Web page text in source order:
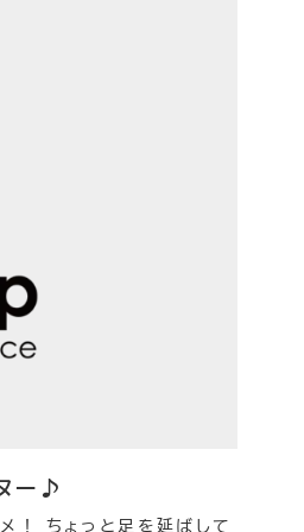
ー♪
！ ちょっと足を延ばして